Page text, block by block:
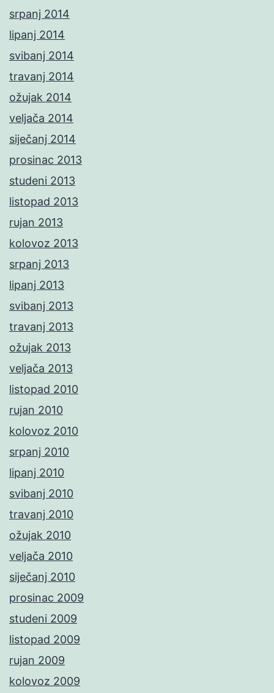
srpanj 2014
lipanj 2014
svibanj 2014
travanj 2014
ožujak 2014
veljača 2014
siječanj 2014
prosinac 2013
studeni 2013
listopad 2013
rujan 2013
kolovoz 2013
srpanj 2013
lipanj 2013
svibanj 2013
travanj 2013
ožujak 2013
veljača 2013
listopad 2010
rujan 2010
kolovoz 2010
srpanj 2010
lipanj 2010
svibanj 2010
travanj 2010
ožujak 2010
veljača 2010
siječanj 2010
prosinac 2009
studeni 2009
listopad 2009
rujan 2009
kolovoz 2009